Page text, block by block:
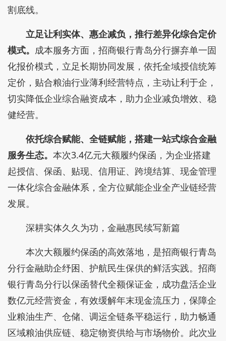
割底线。
立足让利实体、惠企减负，推行差异化综合定价
模式。 成本服务方面，招商银行青岛分行摒弃单一固
化报价模式，立足长期协同发展，依托全域授信统筹
定价，贴合粮油行业薄利经营特点，主动让利于企，
切实降低企业综合融资成本，助力企业减负增效、稳
健经营。
依托综合赋能、全链赋能，搭建一站式综合金融
服务生态。 本次3.4亿元大额履约保函，为企业搭建
起授信、保函、贴现、信用证、跨境结算、现金管理
一体化综合金融体系，全方位赋能企业全产业链经营
发展。
深耕实体久久为功，金融惠民续写新篇
本次大额履约保函的高效落地，是招商银行青岛
分行金融助企纾困、护航民生保供的鲜活实践。招商
银行青岛分行以保函替代全额保证金，成功盘活企业
数亿元经营资金，有效缓解年末现金流压力，保障企
业粮油生产、仓储、调运全链条平稳运行，助力畅通
区域粮油供应链、稳定物资供给与市场物价。此次业